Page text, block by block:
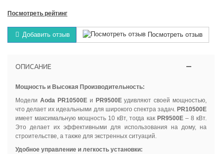
Посмотреть рейтинг
Добавить отзыв Посмотреть отзыв
ОПИСАНИЕ
Мощность и Высокая Производительность:
Модели Aoda PR10500Eи PR9500Eудивляют своей мощностью,
что делает их идеальными для широкого спектра задач. PR10500E
имеет максимальную мощность 10 кВт, тогда как PR9500E– 8 кВт.
Это делает их эффективными для использования на дому, на
строительстве, а также для экстренных ситуаций.
Удобное управление и легкость установки: